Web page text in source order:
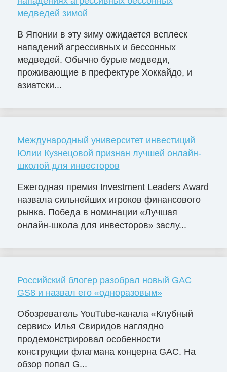
медведей зимой
В Японии в эту зиму ожидается всплеск
нападений агрессивных и бессонных
медведей. Обычно бурые медведи,
проживающие в префектуре Хоккайдо, и
азиатски...
Международный университет инвестиций
Юлии Кузнецовой признан лучшей онлайн-
школой для инвесторов
Ежегодная премия Investment Leaders Award
назвала сильнейших игроков финансового
рынка. Победа в номинации «Лучшая
онлайн-школа для инвесторов» заслу...
Российский блогер разобрал новый GAC
GS8 и назвал его «одноразовым»
Обозреватель YouTube-канала «Клубный
сервис» Илья Свиридов наглядно
продемонстрировал особенности
конструкции флагмана концерна GAC. На
обзор попал G...